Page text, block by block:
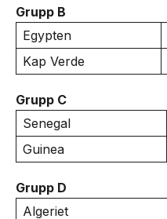
Grupp B
Egypten
Kap Verde
Grupp C
Senegal
Guinea
Grupp D
Algeriet